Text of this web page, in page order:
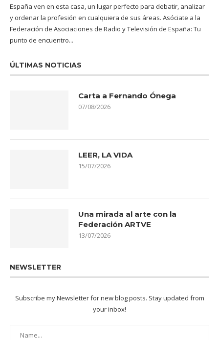
España ven en esta casa, un lugar perfecto para debatir, analizar
y ordenar la profesión en cualquiera de sus áreas. Asóciate a la
Federación de Asociaciones de Radio y Televisión de España: Tu
punto de encuentro...
ÚLTIMAS NOTICIAS
Carta a Fernando Ónega
07/08/2026
LEER, LA VIDA
15/07/2026
Una mirada al arte con la
Federación ARTVE
13/07/2026
NEWSLETTER
Subscribe my Newsletter for new blog posts. Stay updated from
your inbox!